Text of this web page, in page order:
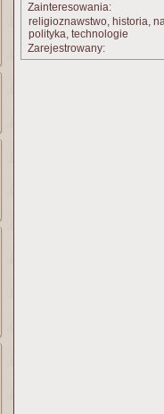
Zainteresowania:
religioznawstwo, historia,
polityka, technologie
Zarejestrowany: